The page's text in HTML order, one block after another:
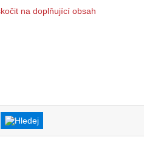
na doplňující obsah